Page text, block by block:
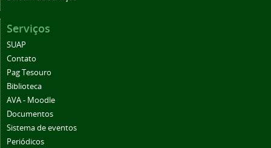
Serviços
SUAP
Contato
Pag Tesouro
Biblioteca
AVA - Moodle
Documentos
Sistema de eventos
Periódicos